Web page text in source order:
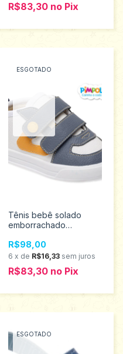
R$83,30 no Pix
ESGOTADO
Tênis bebê solado
emborrachado
21 0120481
R$98,00
6 x de R$16,33 sem juros
R$83,30 no Pix
ESGOTADO